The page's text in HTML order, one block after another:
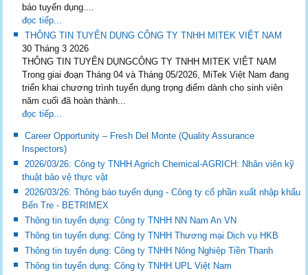
báo tuyển dụng....
đọc tiếp...
THÔNG TIN TUYỂN DỤNG CÔNG TY TNHH MITEK VIỆT NAM
30 Tháng 3 2026
THÔNG TIN TUYỂN DỤNGCÔNG TY TNHH MITEK VIỆT NAM
Trong giai đoạn Tháng 04 và Tháng 05/2026, MiTek Việt Nam đang
triển khai chương trình tuyển dụng trọng điểm dành cho sinh viên
năm cuối đã hoàn thành...
đọc tiếp...
Career Opportunity – Fresh Del Monte (Quality Assurance
Inspectors)
2026/03/26: Công ty TNHH Agrich Chemical-AGRICH: Nhân viên kỹ
thuật bảo vệ thực vật
2026/03/26: Thông báo tuyển dụng - Công ty cổ phần xuất nhập khẩu
Bến Tre - BETRIMEX
Thông tin tuyển dụng: Công ty TNHH NN Nam An VN
Thông tin tuyển dụng: Công ty TNHH Thương mại Dịch vụ HKB
Thông tin tuyển dụng: Công ty TNHH Nông Nghiệp Tiền Thanh
Thông tin tuyển dụng: Công ty TNHH UPL Việt Nam